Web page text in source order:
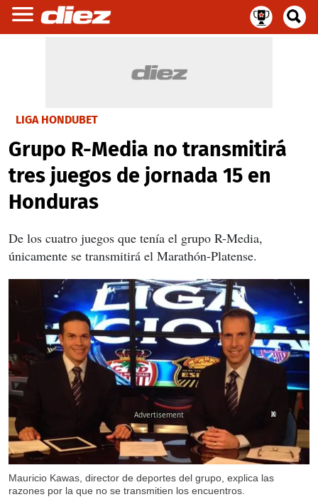
LIGA HONDUBET
Grupo R-Media no transmitirá
tres juegos de jornada 15 en
Honduras
De los cuatro juegos que tenía el grupo R-Media,
únicamente se transmitirá el Marathón-Platense.
Mauricio Kawas, director de deportes del grupo, explica las
razones por la que no se transmitien los encuentros.
X